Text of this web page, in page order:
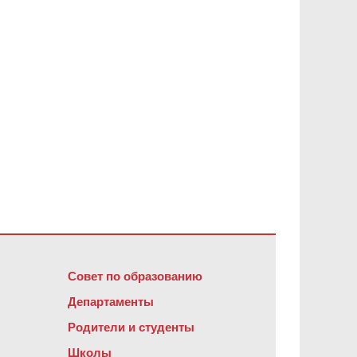
Совет по образованию
Департаменты
Родители и студенты
Школы